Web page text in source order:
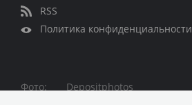
RSS
Политика конфиденциальности
Фото:
Depositphotos